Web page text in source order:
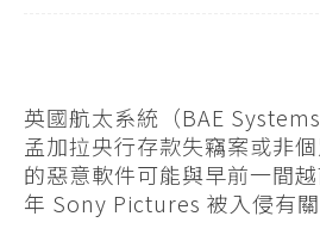
英國航太系統（BAE
孟加拉央行存款失竊案或非
的惡意軟件可能與早前一間
年 Sony Pictures 被入侵有關